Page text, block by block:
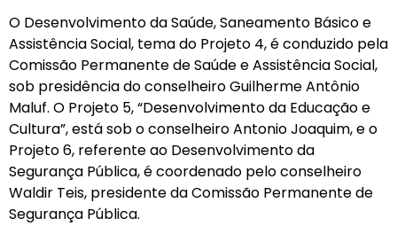
O Desenvolvimento da Saúde, Saneamento Básico e
Assistência Social, tema do Projeto 4, é conduzido pela
Comissão Permanente de Saúde e Assistência Social,
sob presidência do conselheiro Guilherme Antônio
Maluf. O Projeto 5, “Desenvolvimento da Educação e
Cultura”, está sob o conselheiro Antonio Joaquim, e o
Projeto 6, referente ao Desenvolvimento da
Segurança Pública, é coordenado pelo conselheiro
Waldir Teis, presidente da Comissão Permanente de
Segurança Pública.